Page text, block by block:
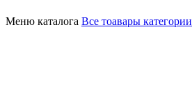
Меню каталога Все тоавары категории